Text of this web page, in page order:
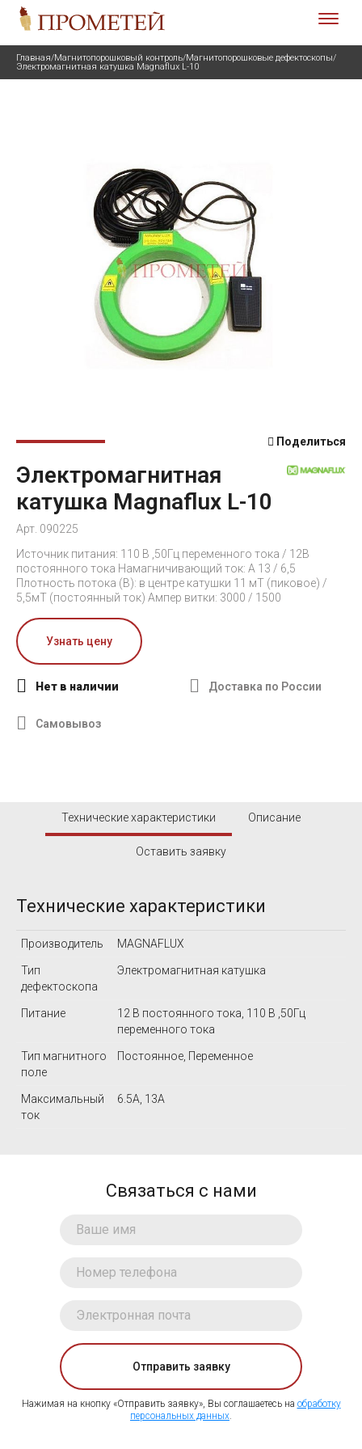
Главная/Магнитопорошковый контроль/Магнитопорошковые дефектоскопы/
Электромагнитная катушка Magnaflux L-10
Поделиться
Электромагнитная
катушка Magnaflux L-10
Арт. 090225
Источник питания: 110 В ,50Гц переменного тока / 12В
постоянного тока Намагничивающий ток: А 13 / 6,5
Плотность потока (B): в центре катушки 11 мТ (пиковое) /
5,5мТ (постоянный ток) Ампер витки: 3000 / 1500
Узнать цену
Нет в наличии Доставка по России
Самовывоз
Технические характеристики Описание
Оставить заявку
Технические характеристики
Производитель MAGNAFLUX
Тип
дефектоскопа
Электромагнитная катушка
Питание
12 В постоянного тока, 110 В ,50Гц
переменного тока
Тип магнитного
поле
Постоянное, Переменное
Максимальный
ток
6.5А, 13А
Связаться с нами
Отправить заявку
Нажимая на кнопку «Отправить заявку», Вы соглашаетесь на обработку
персональных данных.